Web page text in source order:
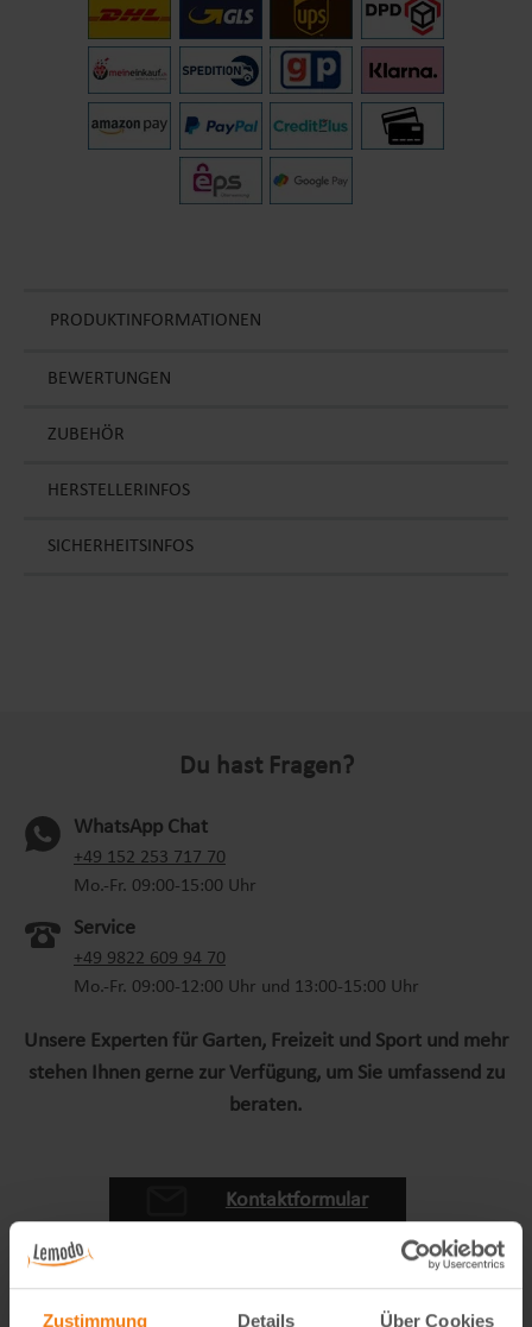
Zustimmung Details Über Cookies
PRODUKTINFORMATIONEN
BEWERTUNGEN
ZUBEHÖR
HERSTELLERINFOS
SICHERHEITSINFOS
Du hast Fragen?
WhatsApp Chat
+49 152 253 717 70
Mo.-Fr. 09:00-15:00 Uhr
Service
+49 9822 609 94 70
Mo.-Fr. 09:00-12:00 Uhr und 13:00-15:00 Uhr
Unsere Experten für Garten, Freizeit und Sport und mehr
stehen Ihnen gerne zur Verfügung, um Sie umfassend zu
beraten.
Kontaktformular